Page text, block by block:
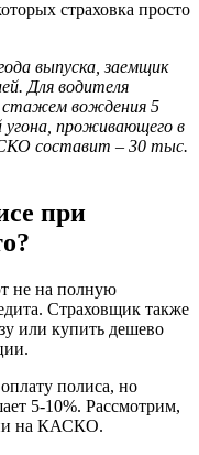
страховка просто
выпуска, заемщик
Для водителя
стажем вождения 5
угона, проживающего в
составит – 30 тыс.
при
не на полную
Страховщик также
или купить дешево
полиса, но
5-10%. Рассмотрим,
на КАСКО.